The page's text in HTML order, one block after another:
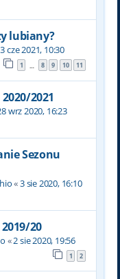
lubiany?
cze 2021, 10:30
1 … 8 9 10 11
2021
wrz 2020, 16:23
Sezonu
«3 sie 2020, 16:10
20
«2 sie 2020, 19:56
1 2